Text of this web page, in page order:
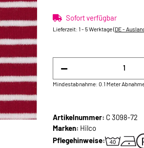
Sofort verfügbar
Lieferzeit: 1 - 5 Werktage(DE -
Mindestabnahme: 0.1 Meter
Artikelnummer: C 3098-72
Marken: Hilco
Pflegehinweise: